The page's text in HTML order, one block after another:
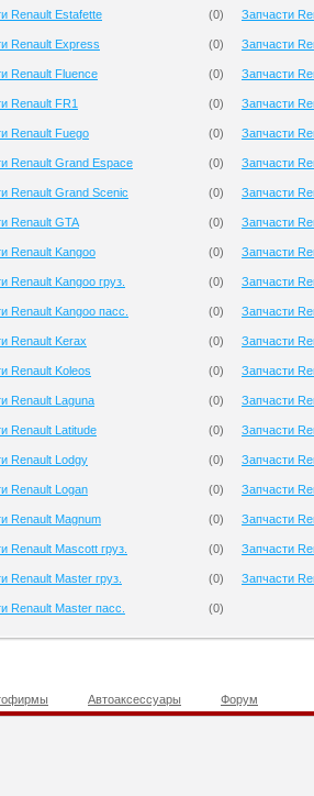
Renault Estafette (0)
Renault Express (0)
Renault Fluence (0)
Renault FR1 (0)
Renault Fuego (0)
Renault Grand Espace (0)
Renault Grand Scenic (0)
Renault GTA (0)
Renault Kangoo (0)
Renault Kangoo груз. (0)
Renault Kangoo пасс. (0)
Renault Kerax (0)
Renault Koleos (0)
Renault Laguna (0)
Renault Latitude (0)
Renault Lodgy (0)
Renault Logan (0)
Renault Magnum (0)
Renault Mascott груз. (0)
Renault Master груз. (0)
Renault Master пасс. (0)
Запчасти
Запчасти
Запчасти
Запчасти
Запчасти
Запчасти
Запчасти
Запчасти
Запчасти
Запчасти
Запчасти
Запчасти
Запчасти
Запчасти
Запчасти
Запчасти
Запчасти
Запчасти
Запчасти
Запчасти
Автоаксессуары Форум